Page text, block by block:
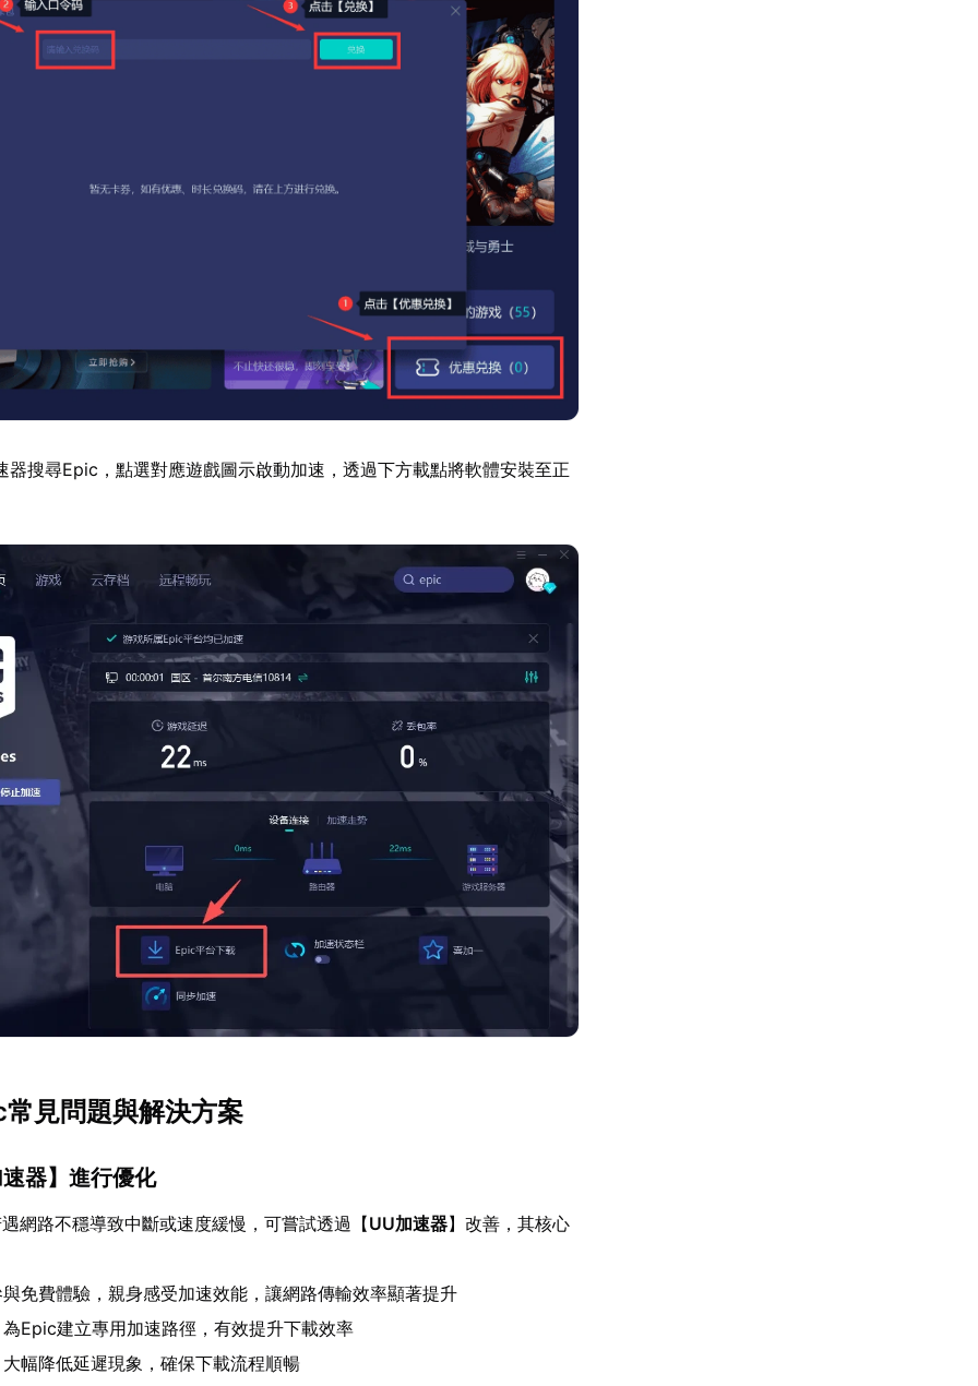
器搜尋Epic，點選對應遊戲圖示啟動加速，透過下方載點將軟體安裝至正
見問題與解決方案
器】進行優化
網路不穩導致中斷或速度緩慢，可嘗試透過【UU加速器】改善，其核心
免費體驗，親身感受加速效能，讓網路傳輸效率顯著提升
Epic建立專用加速路徑，有效提升下載效率
幅降低延遲現象，確保下載流程順暢